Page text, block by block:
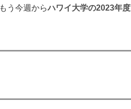
う今週からハワイ大学の2023年度